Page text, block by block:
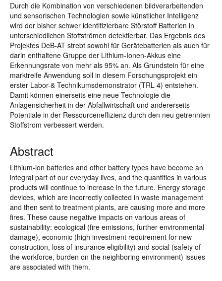
Durch die Kombination von verschiedenen bildverarbeitenden
und sensorischen Technologien sowie künstlicher Intelligenz
wird der bisher schwer identifizierbare Störstoff Batterien in
unterschiedlichen Stoffströmen detektierbar. Das Ergebnis des
Projektes DeB-AT strebt sowohl für Gerätebatterien als auch für
darin enthaltene Gruppe der Lithium-Ionen-Akkus eine
Erkennungsrate von mehr als 95% an. Als Grundstein für eine
marktreife Anwendung soll in diesem Forschungsprojekt ein
erster Labor-& Technikumsdemonstrator (TRL 4) entstehen.
Damit können einerseits eine neue Technologie die
Anlagensicherheit in der Abfallwirtschaft und andererseits
Potentiale in der Ressourceneffizienz durch den neu getrennten
Stoffstrom verbessert werden.
Abstract
Lithium-ion batteries and other battery types have become an
integral part of our everyday lives, and the quantities in various
products will continue to increase in the future. Energy storage
devices, which are incorrectly collected in waste management
and then sent to treatment plants, are causing more and more
fires. These cause negative impacts on various areas of
sustainability: ecological (fire emissions, further environmental
damage), economic (high investment requirement for new
construction, loss of insurance eligibility) and social (safety of
the workforce, burden on the neighboring environment) issues
are associated with them.